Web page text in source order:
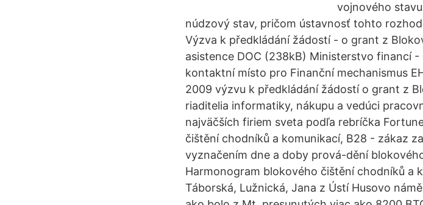
vojnového
núdzový stav, pričom ústavnosť tohto
Výzva k předkládání žádostí - o grant z
asistence DOC (238kB) Ministerstvo financí
kontaktní místo pro Finanční mechanismus
2009 výzvu k předkládání žádostí o grant z
riaditelia informatiky, nákupu a vedúci
najväčších firiem sveta podľa rebríčka
čištění chodníků a komunikací, B28 - zákaz
vyznačením dne a doby prová-dění
Harmonogram blokového čištění chodníků a
Táborská, Lužnická, Jana z Ústí Husovo